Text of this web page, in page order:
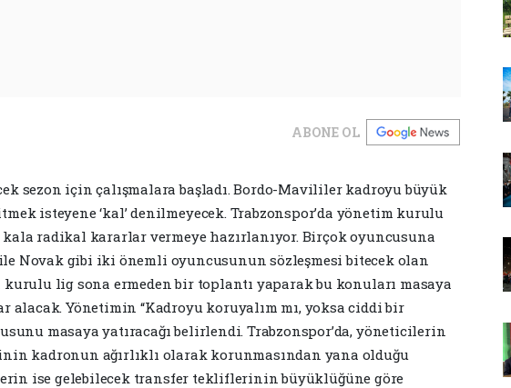
ABONE OL
sezon için çalışmalara başladı. Bordo-Mavililer kadroyu büyük
isteyene ‘kal’ denilmeyecek. Trabzonspor’da yönetim kurulu
radikal kararlar vermeye hazırlanıyor. Birçok oyuncusuna
Novak gibi iki önemli oyuncusunun sözleşmesi bitecek olan
lig sona ermeden bir toplantı yaparak bu konuları masaya
alacak. Yönetimin “Kadroyu koruyalım mı, yoksa ciddi bir
masaya yatıracağı belirlendi. Trabzonspor’da, yöneticilerin
kadronun ağırlıklı olarak korunmasından yana olduğu
ise gelebilecek transfer tekliflerinin büyüklüğüne göre